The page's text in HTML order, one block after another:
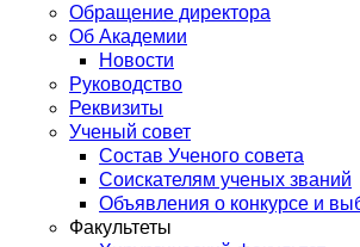
Обращение директора
Об Академии
Новости
Руководство
Реквизиты
Ученый совет
Состав Ученого совета
Соискателям ученых званий
Объявления о конкурсе и
Факультеты